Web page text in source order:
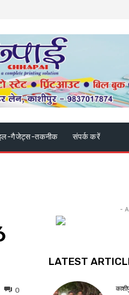
गैजेट्स-तकनीक संपर्क करें
0
-
LATEST